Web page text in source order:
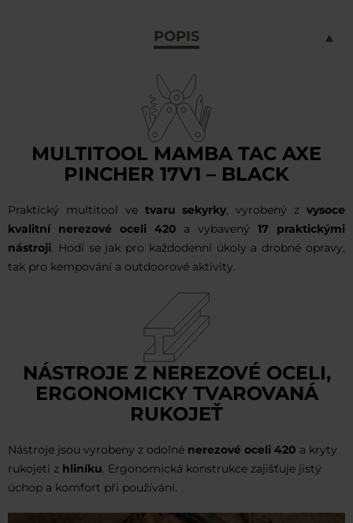
POPIS
MULTITOOL MAMBA TAC AXE
PINCHER 17V1 – BLACK
Praktický multitool ve tvaru sekyrky , vyrobený zvysoce
kvalitní nerezové oceli 420 a vybavený17 praktickými
nástroji . Hodí se jak pro každodenní úkoly a drobné opravy,
tak pro kempování a outdoorové aktivity.
NÁSTROJE Z NEREZOVÉ OCELI,
ERGONOMICKY TVAROVANÁ
RUKOJEŤ
Nástroje jsou vyrobeny z odolné nerezové oceli 420 a kryty
rukojeti z hliníku . Ergonomická konstrukce zajišťuje jistý
úchop a komfort při používání.